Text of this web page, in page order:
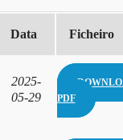
Data Ficheiro
2025-
05-29
PDF